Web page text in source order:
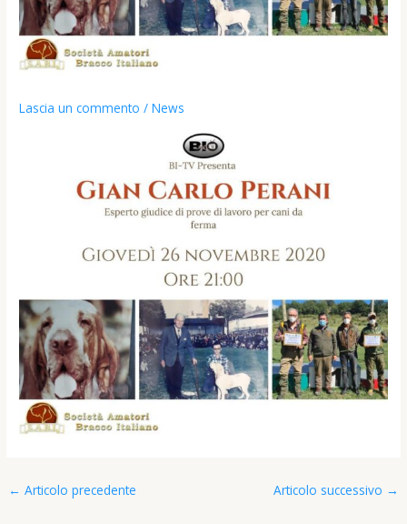
Lascia un commento /News
← Articolo precedente Articolo successivo →